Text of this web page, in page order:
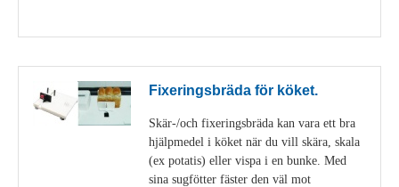
Fixeringsbräda för köket.
Skär-/och fixeringsbräda kan vara ett bra
hjälpmedel i köket när du vill skära, skala
(ex potatis) eller vispa i en bunke. Med
sina sugfötter fäster den väl mot